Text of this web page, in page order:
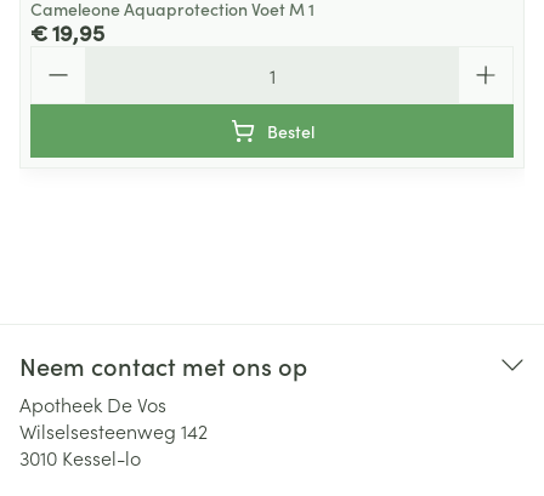
Cameleone Aquaprotection Voet M 1
€ 19,95
Bestel
Neem contact met ons op
Apotheek De Vos
Wilselsesteenweg 142
3010 Kessel-lo